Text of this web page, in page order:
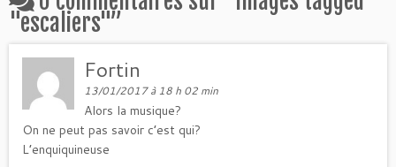
"escaliers"”
Fortin
13/01/2017 à 18 h 02 min
Alors la musique?
On ne peut pas savoir c’est qui?
L’enquiquineuse